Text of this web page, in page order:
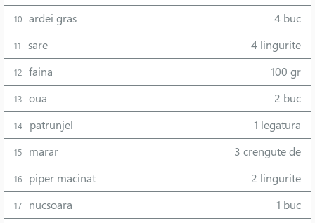
10 ardei gras 4 buc
11 sare 4 lingurite
12 faina 100 gr
13 oua 2 buc
14 patrunjel 1 legatura
15 marar 3 crengute de
16 piper macinat 2 lingurite
17 nucsoara 1 buc